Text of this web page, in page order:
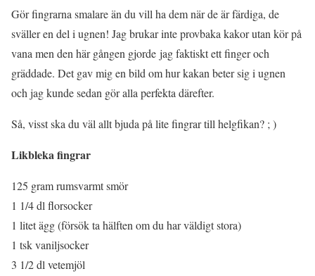
Gör fingrarna smalare än du vill ha dem när de är färdiga, de
sväller en del i ugnen! Jag brukar inte provbaka kakor utan kör på
vana men den här gången gjorde jag faktiskt ett finger och
gräddade. Det gav mig en bild om hur kakan beter sig i ugnen
och jag kunde sedan gör alla perfekta därefter.
Så, visst ska du väl allt bjuda på lite fingrar till helgfikan? ; )
Likbleka fingrar
125 gram rumsvarmt smör
1 1/4 dl florsocker
1 litet ägg (försök ta hälften om du har väldigt stora)
1 tsk vaniljsocker
3 1/2 dl vetemjöl